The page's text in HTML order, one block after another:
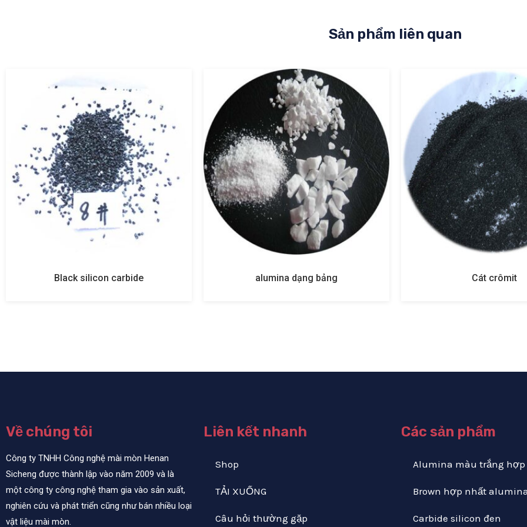
Sản phẩm liên quan
Black silicon carbide alumina dạng bảng Cát crômit
Về chúng tôi
Công ty TNHH Công nghệ mài mòn Henan
Sicheng được thành lập vào năm 2009 và là
một công ty công nghệ tham gia vào sản xuất,
nghiên cứu và phát triển cũng như bán nhiều loại
vật liệu mài mòn.
Liên kết nhanh
Shop
TẢI XUỐNG
Câu hỏi thường gặp
Các sản phẩm
Alumina màu trắng
Brown hợp nhất
Carbide silicon đen